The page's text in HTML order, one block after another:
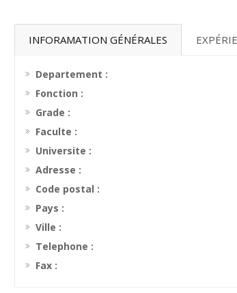
INFORAMATION GÉNÉRALES
Departement :
Fonction :
Grade :
Faculte :
Universite :
Adresse :
Code postal :
Pays :
Ville :
Telephone :
Fax :